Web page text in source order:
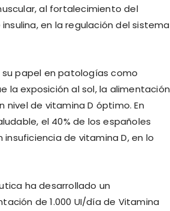
al fortalecimiento del
en la regulación del sistema
papel en patologías como
la exposición al sol, la alimentación
de vitamina D óptimo. En
el 40% de los españoles
de vitamina D, en lo
ha desarrollado un
de 1.000 UI/día de Vitamina